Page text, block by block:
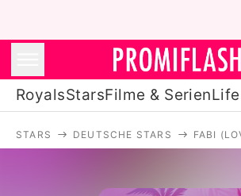
RoyalsStarsFilme & Serien
STARS DEUTSCHE STARS FABI